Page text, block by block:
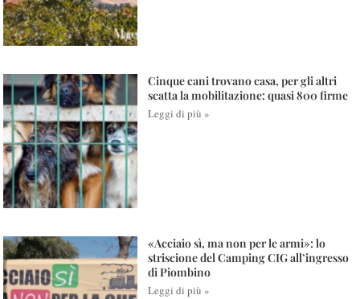
Cinque cani trovano casa, per gli altri
scatta la mobilitazione: quasi 800 firme
Leggi di più »
«Acciaio sì, ma non per le armi»: lo
striscione del Camping CIG all’ingresso
di Piombino
Leggi di più »